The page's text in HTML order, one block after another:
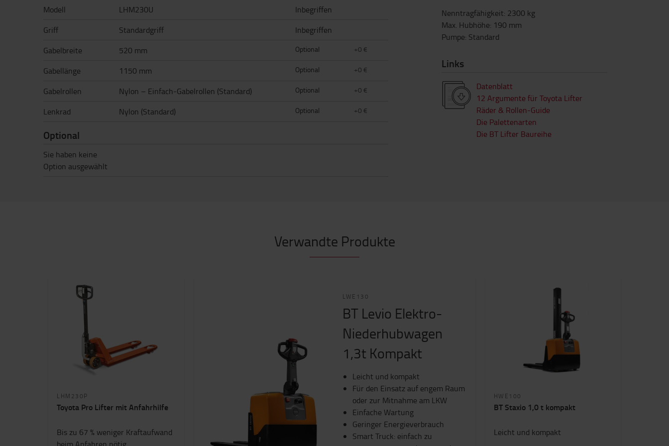
Modell LHM230U
Inbegriffen
Griff
Standardgriff
Inbegriffen
Gabelbreite
520 mm Optional +0 €
Gabellänge 1150 mm Optional +0 €
Gabelrollen Nylon – Einfach-Gabelrollen (Standard) Optional +0 €
Lenkrad Nylon (Standard) Optional +0 €
Optional
Sie haben keine
Option ausgewählt
Nenntragfähigkeit: 2300 kg
Max. Hubhöhe: 190 mm
Pumpe: Standard
Links
Datenblatt
12 Argumente für Toyota Lifter
Räder & Rollen-Guide
Die Palettenarten
Die BT Lifter Baureihe
Verwandte Produkte
LHM230P
Toyota Pro Lifter mit Anfahrhilfe
Bis zu 67 % weniger Kraftaufwand
LWE130
BT Levio Elektro-
Niederhubwagen
1,3t Kompakt
Leicht und kompakt
Für den Einsatz auf engem Raum
oder zur Mitnahme am LKW
Einfache Wartung
Geringer Energieverbrauch
Smart Truck: einfach zu
HWE100
BT Staxio 1,0 t kompakt
Leicht und kompakt